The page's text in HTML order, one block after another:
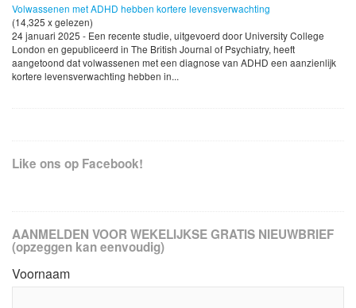
Volwassenen met ADHD hebben kortere levensverwachting
(14,325 x gelezen)
24 januari 2025 - Een recente studie, uitgevoerd door University College
London en gepubliceerd in The British Journal of Psychiatry, heeft
aangetoond dat volwassenen met een diagnose van ADHD een aanzienlijk
kortere levensverwachting hebben in...
Like ons op Facebook!
AANMELDEN VOOR WEKELIJKSE GRATIS NIEUWBRIEF
(opzeggen kan eenvoudig)
Voornaam